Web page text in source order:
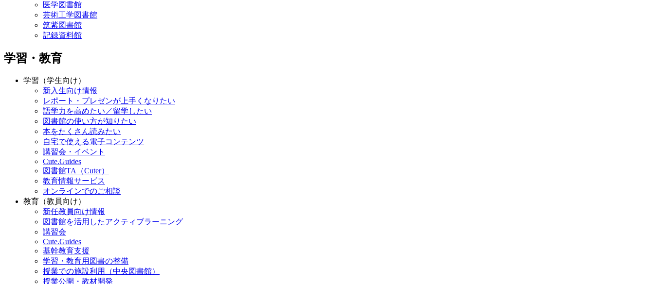
医学図書館
芸術工学図書館
筑紫図書館
記録資料館
学習・教育
学習（学生向け）
新入生向け情報
レポート・プレゼンが上手くなりたい
語学力を高めたい／留学したい
図書館の使い方が知りたい
本をたくさん読みたい
自宅で使える電子コンテンツ
講習会・イベント
Cute.Guides
図書館TA（Cuter）
教育情報サービス
オンラインでのご相談
教育（教員向け）
新任教員向け情報
図書館を活用したアクティブラーニング
講習会
Cute.Guides
基幹教育支援
学習・教育用図書の整備
授業での施設利用（中央図書館）
授業公開・教材開発